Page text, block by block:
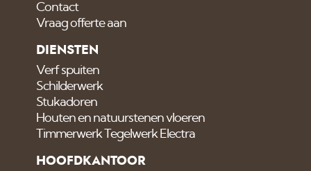
Contact
Vraag offerte aan
DIENSTEN
Verf spuiten
Schilderwerk
Stukadoren
Houten en natuurstenen vloeren
Timmerwerk Tegelwerk Electra
HOOFDKANTOOR